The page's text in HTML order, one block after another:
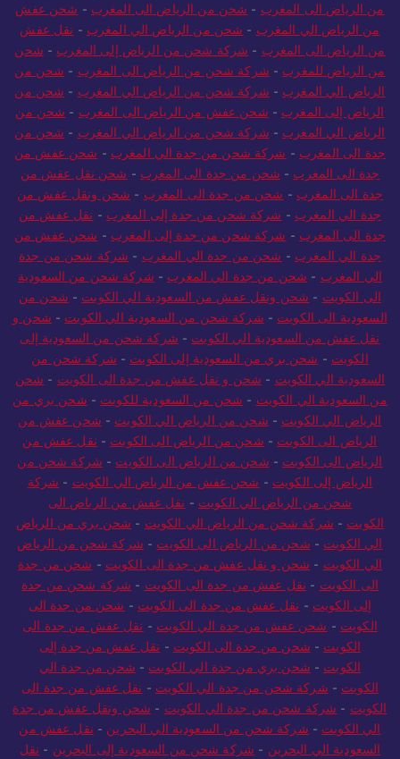
من الرياض الى المغرب - شحن من الرياض الى المغرب - شحن عفش
من الرياض الي المغرب - شحن من الرياض الي المغرب - نقل عفش
من الرياض الى المغرب - شركة شحن من الرياض إلى المغرب - شحن
من الرياض للمغرب - شركة شحن من الرياض الى المغرب - شحن من
الرياض الي المغرب - شركة شحن من الرياض الي المغرب - شحن من
الرياض إلى المغرب - شحن عفش من الرياض الى المغرب - شحن من
الرياض الي المغرب - شركة شحن من الرياض الي المغرب - شحن من
جدة الى المغرب - شركة شحن من جدة الي المغرب - شحن عفش من
جدة الى المغرب - شحن من جدة الى المغرب - شحن نقل عفش من
جدة الى المغرب - شحن من جدة الى المغرب - شحن ونقل عفش من
جدة الي المغرب - شركة شحن من جدة إلى المغرب - نقل عفش من
جدة الى المغرب - شركة شحن من جدة إلى المغرب - شحن عفش من
جدة الي المغرب - شحن من جدة الي المغرب - شركة شحن من جدة
الي المغرب - شحن من جدة الي المغرب - شركة شحن من السعودية
الى الكويت - شحن ونقل عفش من السعودية الي الكويت - شحن من
السعودية الى الكويت - شركة شحن من السعودية الي الكويت - شحن و
نقل عفش من السعودية الي الكويت - شركة شحن من السعودية إلى
الكويت - شحن بري من السعودية إلى الكويت - شركة شحن من
السعودية الي الكويت - شحن و نقل عفش من جدة الى الكويت - شحن
من السعودية الي الكويت - شحن من السعودية للكويت - شحن بري من
الرياض الي الكويت - شحن من الرياض الي الكويت - شحن عفش من
الرياض الى الكويت - شحن من الرياض الى الكويت - نقل عفش من
الرياض الى الكويت - شحن من الرياض الى الكويت - شركة شحن من
الرياض إلى الكويت - شحن عفش من الرياض الي الكويت - شركة
شحن من الرياض الي الكويت - نقل عفش من الرياض الى
الكويت - شركة شحن من الرياض الي الكويت - شحن بري من الرياض
الي الكويت - شحن من الرياض الى الكويت - شركة شحن من الرياض
الي الكويت - شحن و نقل عفش من جدة الى الكويت - شحن من جدة
الى الكويت - نقل عفش من جدة الى الكويت - شركة شحن من جدة
إلى الكويت - نقل عفش من جدة الى الكويت - شحن من جدة الى
الكويت - شحن عفش من جدة الي الكويت - نقل عفش من جدة الى
الكويت - شحن من جدة الى الكويت - نقل عفش من جدة إلى
الكويت - شحن بري من جدة الي الكويت - شحن من جدة الي
الكويت - شركة شحن من جدة الي الكويت - نقل عفش من جدة الى
الكويت - شركة شحن من جدة الي الكويت - شحن ونقل عفش من جدة
الي الكويت - شركة شحن من السعودية الي البحرين - نقل عفش من
السعودية الي البحرين - شركة شحن من السعودية إلى البحرين - نقل